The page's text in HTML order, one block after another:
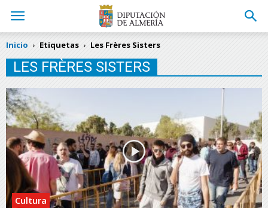
Inicio Etiquetas Les Frères Sisters
LES FRÈRES SISTERS
Cultura